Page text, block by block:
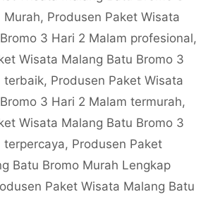
Murah, Produsen Paket Wisata
3 Hari 2 Malam profesional,
Wisata Malang Batu Bromo 3
terbaik, Produsen Paket Wisata
3 Hari 2 Malam termurah,
Wisata Malang Batu Bromo 3
terpercaya, Produsen Paket
Batu Bromo Murah Lengkap
Paket Wisata Malang Batu